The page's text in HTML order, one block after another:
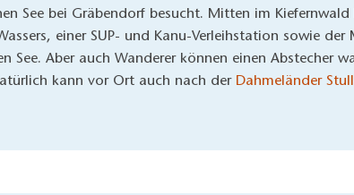
See bei Gräbendorf besucht. Mitten im
einer SUP- und Kanu-Verleihstation sowie
Aber auch Wanderer können einen Abstecher
kann vor Ort auch nach der Dahmeländer